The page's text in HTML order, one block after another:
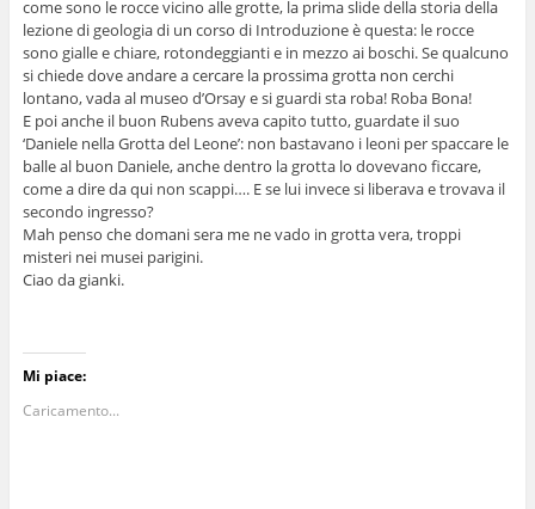
come sono le rocce vicino alle grotte, la prima slide della storia della
lezione di geologia di un corso di Introduzione è questa: le rocce
sono gialle e chiare, rotondeggianti e in mezzo ai boschi. Se qualcuno
si chiede dove andare a cercare la prossima grotta non cerchi
lontano, vada al museo d’Orsay e si guardi sta roba! Roba Bona!
E poi anche il buon Rubens aveva capito tutto, guardate il suo
‘Daniele nella Grotta del Leone’: non bastavano i leoni per spaccare le
balle al buon Daniele, anche dentro la grotta lo dovevano ficcare,
come a dire da qui non scappi…. E se lui invece si liberava e trovava il
secondo ingresso?
Mah penso che domani sera me ne vado in grotta vera, troppi
misteri nei musei parigini.
Ciao da gianki.
Mi piace:
Caricamento...